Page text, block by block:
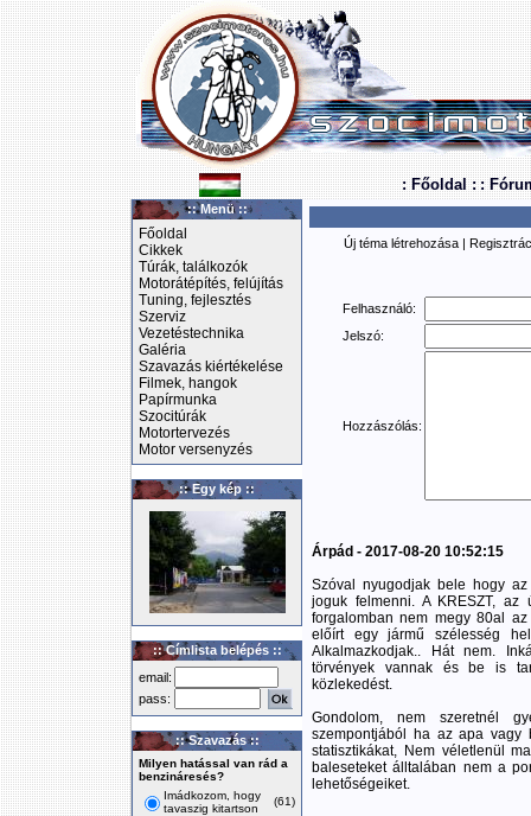
: Főoldal : :
:: Menü ::
Főoldal
Cikkek
Túrák, találkozók
Motorátépítés, felújítás
Tuning, fejlesztés
Szerviz
Vezetéstechnika
Galéria
Szavazás kiértékelése
Filmek, hangok
Papírmunka
Szocitúrák
Motortervezés
Motor versenyzés
:: Egy kép ::
:: Címlista belépés ::
email:
pass:
:: Szavazás ::
Milyen hatással van rád a
benzináresés?
Imádkozom, hogy
tavaszig kitartson
(61)
Új téma létrehozása |
Felhasználó:
Jelszó:
Hozzászólás:
Árpád - 2017-08-20 10:52:15
Szóval nyugodjak bele hogy
joguk felmenni. A KRESZT, az
forgalomban nem megy 80al
előírt egy jármű szélesség
Alkalmazkodjak.. Hát nem.
törvények vannak és be is
közlekedést.
Gondolom, nem szeretnél
szempontjából ha az apa vagy
statisztikákat, Nem véletlenül
baleseteket álltalában nem a
lehetőségeiket.